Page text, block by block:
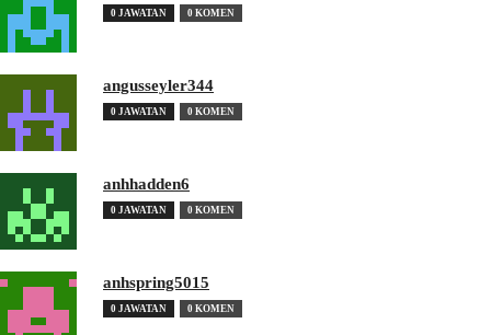
0 JAWATAN 0 KOMEN
angusseyler344
0 JAWATAN 0 KOMEN
anhhadden6
0 JAWATAN 0 KOMEN
anhspring5015
0 JAWATAN 0 KOMEN